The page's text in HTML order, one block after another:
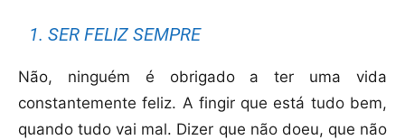
1. SER FELIZ SEMPRE
Não, ninguém é obrigado a ter uma vida
constantemente feliz. A fingir que está tudo bem,
quando tudo vai mal. Dizer que não doeu, que não